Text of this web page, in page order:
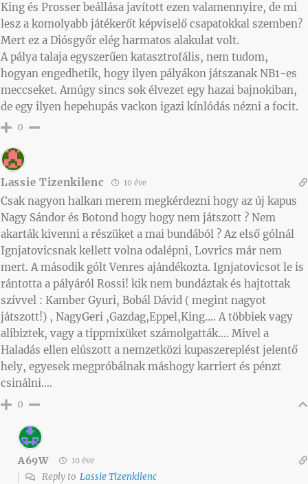
King és Prosser beállása javított ezen valamennyire, de mi
lesz a komolyabb játékerőt képviselő csapatokkal szemben?
Mert ez a Diósgyőr elég harmatos alakulat volt.
A pálya talaja egyszerűen katasztrofális, nem tudom,
hogyan engedhetik, hogy ilyen pályákon játszanak NB1-es
meccseket. Amúgy sincs sok élvezet egy hazai bajnokiban,
de egy ilyen hepehupás vackon igazi kínlódás nézni a focit.
0
Lassie Tizenkilenc 10 éve
Csak nagyon halkan merem megkérdezni hogy az új kapus
Nagy Sándor és Botond hogy hogy nem játszott ? Nem
akarták kivenni a részüket a mai bundából ? Az első gólnál
Ignjatovicsnak kellett volna odalépni, Lovrics már nem
mert. A második gólt Venres ajándékozta. Ignjatovicsot le is
rántotta a pályáról Rossi! kik nem bundáztak és hajtottak
szívvel : Kamber Gyuri, Bobál Dávid ( megint nagyot
játszott!) , NagyGeri ,Gazdag,Eppel,King…. A többiek vagy
alibiztek, vagy a tippmixüket számolgatták…. Mivel a
Haladás ellen elúszott a nemzetközi kupaszereplést jelentő
hely, egyesek megpróbálnak máshogy karriert és pénzt
csinálni….
0
A69W 10 éve
Reply to Lassie Tizenkilenc